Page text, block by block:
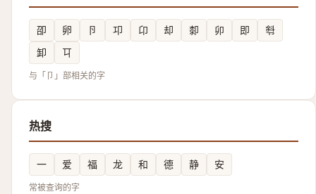
卲 卵 卪 卭 卬 却 厀 卯 即
厁
卸
㔿
与「卩」部相关的字
热搜
一 爱 福 龙 和 德 静 安
常被查询的字